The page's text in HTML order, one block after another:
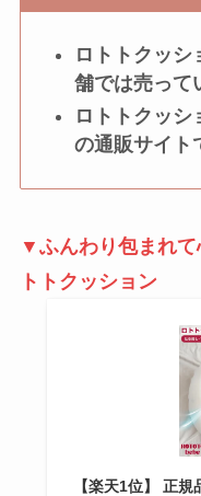
ロトトクッシ
舗では売って
ロトトクッ
の通販サイト
▼ふんわり包まれて
トトクッション
【楽天1位】 正